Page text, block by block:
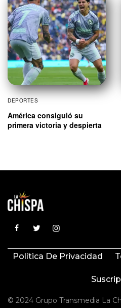
DEPORTES
América consiguió su
primera victoria y despierta
Política De Privacidad
© 2024 Grupo Transmedia La